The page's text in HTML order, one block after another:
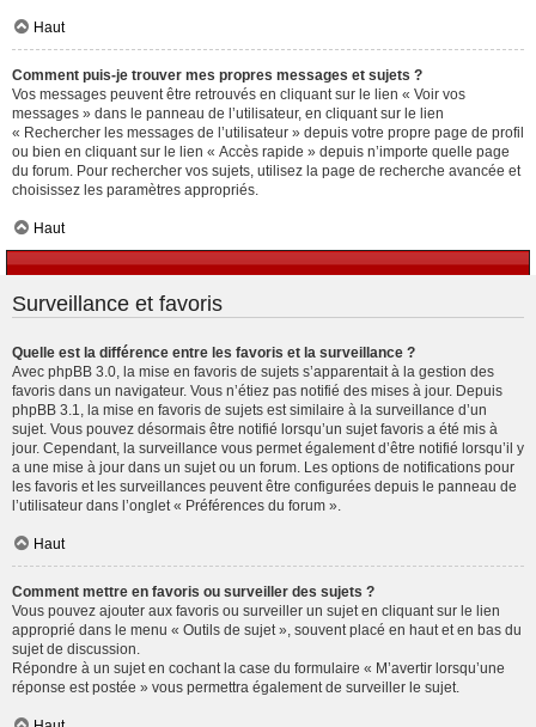
Haut
Comment puis-je trouver mes propres messages et sujets ?
Vos messages peuvent être retrouvés en cliquant sur le lien « Voir vos
messages » dans le panneau de l’utilisateur, en cliquant sur le lien
« Rechercher les messages de l’utilisateur » depuis votre propre page de profil
ou bien en cliquant sur le lien « Accès rapide » depuis n’importe quelle page
du forum. Pour rechercher vos sujets, utilisez la page de recherche avancée et
choisissez les paramètres appropriés.
Haut
Surveillance et favoris
Quelle est la différence entre les favoris et la surveillance ?
Avec phpBB 3.0, la mise en favoris de sujets s’apparentait à la gestion des
favoris dans un navigateur. Vous n’étiez pas notifié des mises à jour. Depuis
phpBB 3.1, la mise en favoris de sujets est similaire à la surveillance d’un
sujet. Vous pouvez désormais être notifié lorsqu’un sujet favoris a été mis à
jour. Cependant, la surveillance vous permet également d’être notifié lorsqu’il y
a une mise à jour dans un sujet ou un forum. Les options de notifications pour
les favoris et les surveillances peuvent être configurées depuis le panneau de
l’utilisateur dans l’onglet « Préférences du forum ».
Haut
Comment mettre en favoris ou surveiller des sujets ?
Vous pouvez ajouter aux favoris ou surveiller un sujet en cliquant sur le lien
approprié dans le menu « Outils de sujet », souvent placé en haut et en bas du
sujet de discussion.
Répondre à un sujet en cochant la case du formulaire « M’avertir lorsqu’une
réponse est postée » vous permettra également de surveiller le sujet.